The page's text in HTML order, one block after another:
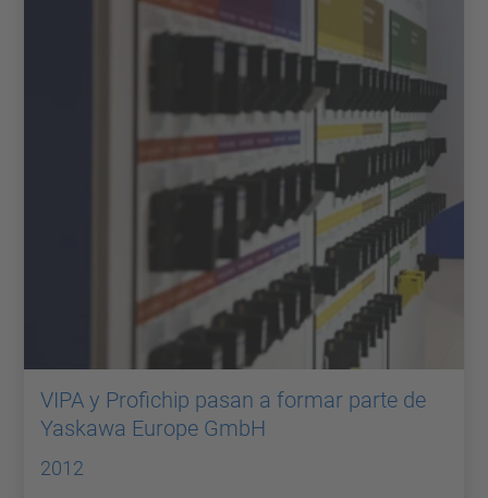
VIPA y Profichip pasan a formar parte de
Yaskawa Europe GmbH
2012